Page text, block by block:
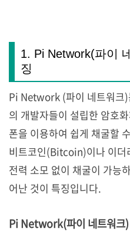
1. Pi Network(파이
징
Pi Network (파이 네트워크)
의 개발자들이 설립한 암호
폰을 이용하여 쉽게 채굴할
비트코인(Bitcoin)이나 이
전력 소모 없이 채굴이 가능
어난 것이 특징입니다.
Pi Network(파이 네트워크)